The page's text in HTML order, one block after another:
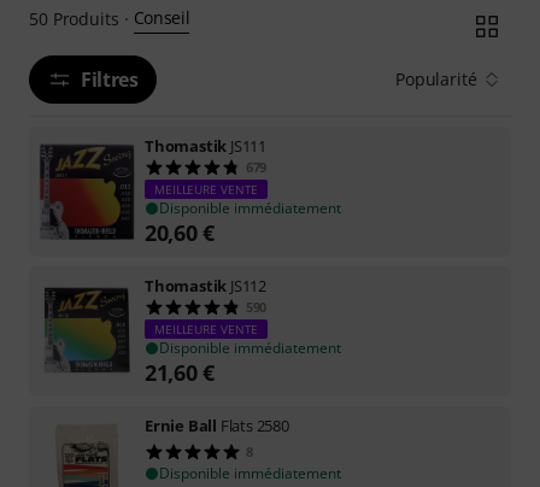
50 Produits · Conseil
Filtres Popularité
Thomastik JS111
679
MEILLEURE VENTE
Disponible immédiatement
20,60€
Thomastik JS112
590
MEILLEURE VENTE
Disponible immédiatement
21,60€
Ernie Ball Flats 2580
8
Disponible immédiatement